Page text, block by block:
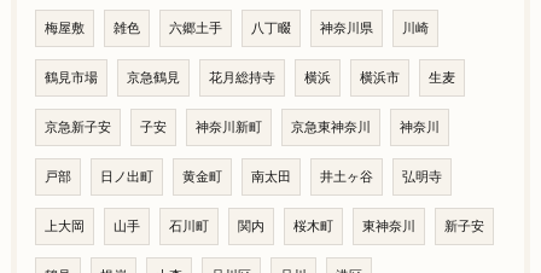
梅屋敷 雑色 六郷土手 八丁畷 神奈川県 川崎
鶴見市場 京急鶴見 花月総持寺 横浜 横浜市 生麦
京急新子安 子安 神奈川新町 京急東神奈川 神奈川
戸部 日ノ出町 黄金町 南太田 井土ヶ谷 弘明寺
上大岡 山手 石川町 関内 桜木町 東神奈川 新子安